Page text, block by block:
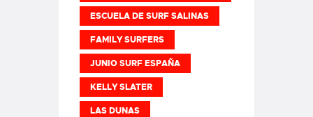
ESCUELA DE SURF SALINAS
FAMILY SURFERS
JUNIO SURF ESPAÑA
KELLY SLATER
LAS DUNAS